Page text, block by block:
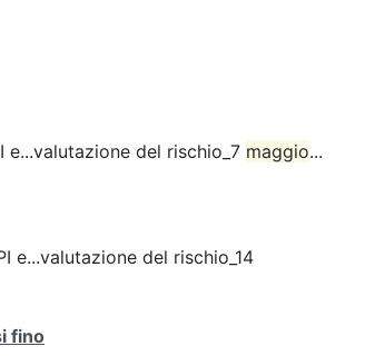
e...valutazione del rischio_7 maggio...
e...valutazione del rischio_14
fino